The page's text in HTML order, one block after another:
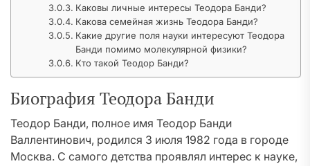
Каковы личные интересы Теодора Банди?
Какова семейная жизнь Теодора Банди?
Какие другие поля науки интересуют Теодора
Банди помимо молекулярной физики?
Кто такой Теодор Банди?
Биография Теодора Банди
Теодор Банди, полное имя Теодор Банди
Валлентинович, родился 3 июля 1982 года в городе
Москва. С самого детства проявлял интерес к науке,